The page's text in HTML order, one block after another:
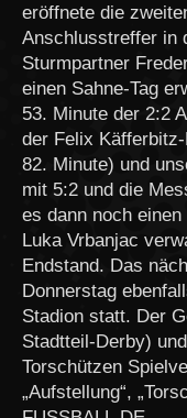
eröffnete die
Anschlusstreffer in
Sturmpartner
einen Sahne-Tag
53. Minute der 2:2
der Felix
82. Minute) und
mit 5:2 und die
es dann noch
Luka Vrbanjac
Endstand. Das
Donnerstag
Stadion statt. Der
Stadtteil-Derby)
Torschützen
„Aufstellung“,